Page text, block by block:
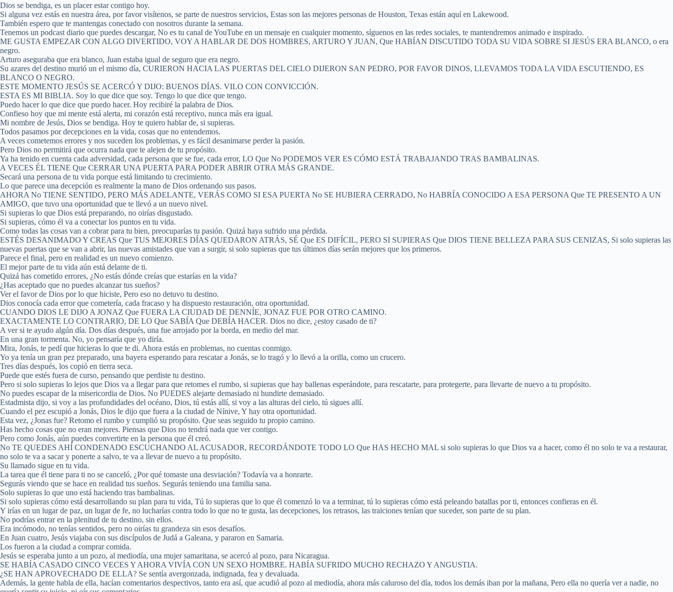
Dios se bendiga, es un placer estar contigo hoy.
Si alguna vez estás en nuestra área, por favor visítenos, se parte de nuestros servicios, Estas son las mejores personas de Houston, Texas están aquí en Lakewood.
También espero que te mantengas conectado con nosotros durante la semana.
Tenemos un podcast diario que puedes descargar, No es tu canal de YouTube en un mensaje en cualquier momento, síguenos en las redes sociales, te mantendremos animado e inspirado.
ME GUSTA EMPEZAR CON ALGO DIVERTIDO, VOY A HABLAR DE DOS HOMBRES, ARTURO Y JUAN, Que HABÍAN DISCUTIDO TODA SU VIDA SOBRE SI JESÚS ERA BLANCO, o era
negro.
Arturo aseguraba que era blanco, Juan estaba igual de seguro que era negro.
Su azares del destino murió un el mismo día, CURIERON HACIA LAS PUERTAS DEL CIELO DIJERON SAN PEDRO, POR FAVOR DINOS, LLEVAMOS TODA LA VIDA ESCUTIENDO, ES
BLANCO O NEGRO.
ESTE MOMENTO JESÚS SE ACERCÓ Y DIJO: BUENOS DÍAS. VILO CON CONVICCIÓN.
ESTA ES MI BIBLIA. Soy lo que dice que soy. Tengo lo que dice que tengo.
Puedo hacer lo que dice que puedo hacer. Hoy recibiré la palabra de Dios.
Confieso hoy que mi mente está alerta, mi corazón está receptivo, nunca más era igual.
Mi nombre de Jesús, Dios se bendiga. Hoy te quiero hablar de, si supieras.
Todos pasamos por decepciones en la vida, cosas que no entendemos.
A veces cometemos errores y nos suceden los problemas, y es fácil desanimarse perder la pasión.
Pero Dios no permitirá que ocurra nada que te alejen de tu propósito.
Ya ha tenido en cuenta cada adversidad, cada persona que se fue, cada error, LO Que No PODEMOS VER ES CÓMO ESTÁ TRABAJANDO TRAS BAMBALINAS.
A VECES ÉL TIENE Que CERRAR UNA PUERTA PARA PODER ABRIR OTRA MÁS GRANDE.
Secará una persona de tu vida porque está limitando tu crecimiento.
Lo que parece una decepción es realmente la mano de Dios ordenando sus pasos.
AHORA No TIENE SENTIDO, PERO MÁS ADELANTE, VERÁS COMO SI ESA PUERTA No SE HUBIERA CERRADO, No HABRÍA CONOCIDO A ESA PERSONA Que TE PRESENTO A UN
AMIGO, que tuvo una oportunidad que te llevó a un nuevo nivel.
Si supieras lo que Dios está preparando, no oirías disgustado.
Si supieras, cómo él va a conectar los puntos en tu vida.
Como todas las cosas van a cobrar para tu bien, preocuparías tu pasión. Quizá haya sufrido una pérdida.
ESTÉS DESANIMADO Y CREAS Que TUS MEJORES DÍAS QUEDARON ATRÁS, SÉ Que ES DIFÍCIL, PERO SI SUPIERAS Que DIOS TIENE BELLEZA PARA SUS CENIZAS, Si solo supieras las
nuevas puertas que se van a abrir, las nuevas amistades que van a surgir, si solo supieras que tus últimos días serán mejores que los primeros.
Parece el final, pero en realidad es un nuevo comienzo.
El mejor parte de tu vida aún está delante de ti.
Quizá has cometido errores, ¿No estás dónde creías que estarías en la vida?
¿Has aceptado que no puedes alcanzar tus sueños?
Ver el favor de Dios por lo que hiciste, Pero eso no detuvo tu destino.
Dios conocía cada error que cometería, cada fracaso y ha dispuesto restauración, otra oportunidad.
CUANDO DIOS LE DIJO A JONAZ Que FUERA LA CIUDAD DE DENNÍE, JONAZ FUE POR OTRO CAMINO.
EXACTAMENTE LO CONTRARIO, DE LO Que SABÍA Que DEBÍA HACER. Dios no dice, ¿estoy casado de ti?
A ver si te ayudo algún día. Dos días después, una fue arrojado por la borda, en medio del mar.
En una gran tormenta. No, yo pensaría que yo diría.
Mira, Jonás, te pedí que hicieras lo que te di. Ahora estás en problemas, no cuentas conmigo.
Yo ya tenía un gran pez preparado, una bayera esperando para rescatar a Jonás, se lo tragó y lo llevó a la orilla, como un crucero.
Tres días después, los copió en tierra seca.
Puede que estés fuera de curso, pensando que perdiste tu destino.
Pero si solo supieras lo lejos que Dios va a llegar para que retomes el rumbo, si supieras que hay ballenas esperándote, para rescatarte, para protegerte, para llevarte de nuevo a tu propósito.
No puedes escapar de la misericordia de Dios. No PUEDES alejarte demasiado ni hundirte demasiado.
Estadmista dijo, si voy a las profundidades del océano, Dios, tú estás allí, si voy a las alturas del cielo, tú sigues allí.
Cuando el pez escupió a Jonás, Dios le dijo que fuera a la ciudad de Nínive, Y hay otra oportunidad.
Esta vez, ¿Jonas fue? Retomo el rumbo y cumplió su propósito. Que seas seguido tu propio camino.
Has hecho cosas que no eran mejores. Piensas que Dios no tendrá nada que ver contigo.
Pero como Jonás, aún puedes convertirte en la persona que él creó.
No TE QUEDES AHÍ CONDENADO ESCUCHANDO AL ACUSADOR, RECORDÁNDOTE TODO LO Que HAS HECHO MAL si solo supieras lo que Dios va a hacer, como él no solo te va a restaurar,
no solo te va a sacar y ponerte a salvo, te va a llevar de nuevo a tu propósito.
Su llamado sigue en tu vida.
La tarea que él tiene para ti no se canceló, ¿Por qué tomaste una desviación? Todavía va a honrarte.
Segurás viendo que se hace en realidad tus sueños. Segurás teniendo una familia sana.
Solo supieras lo que uno está haciendo tras bambalinas.
Si solo supieras cómo está desarrollando su plan para tu vida, Tú lo supieras que lo que él comenzó lo va a terminar, tú lo supieras cómo está peleando batallas por ti, entonces confieras en él.
Y irías en un lugar de paz, un lugar de fe, no lucharías contra todo lo que no te gusta, las decepciones, los retrasos, las traiciones tenían que suceder, son parte de su plan.
No podrías entrar en la plenitud de tu destino, sin ellos.
Era incómodo, no tenías sentidos, pero no oirías tu grandeza sin esos desafíos.
En Juan cuatro, Jesús viajaba con sus discípulos de Judá a Galeana, y pararon en Samaria.
Los fueron a la ciudad a comprar comida.
Jesús se esperaba junto a un pozo, al mediodía, una mujer samaritana, se acercó al pozo, para Nicaragua.
SE HABÍA CASADO CINCO VECES Y AHORA VIVÍA CON UN SEXO HOMBRE. HABÍA SUFRIDO MUCHO RECHAZO Y ANGUSTIA.
¿SE HAN APROVECHADO DE ELLA? Se sentía avergonzada, indignada, fea y devaluada.
Además, la gente habla de ella, hacían comentarios despectivos, tanto era así, que acudió al pozo al mediodía, ahora más caluroso del día, todos los demás iban por la mañana, Pero ella no quería ver a nadie, no